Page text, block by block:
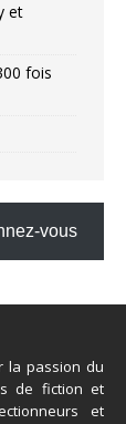
et
fois
vous
la passion du
de fiction et
et